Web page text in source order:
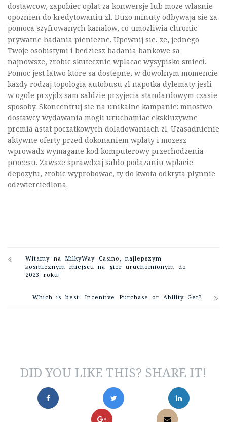
dostawcow, zapobiec oplat za konwersje lub moze wlasnie
opoznien do kredytowaniu zl. Duzo minuty odbywaja sie za
pomoca szyfrowanych kanalow, co umozliwia chronic
prywatne badania pieniezne. Upewnij sie, ze, jednego
Twoje osobistymi i bedziesz badania bankowe sa
najnowsze, zrobic skutecznie wplacac wysypisko smieci.
Pomoc jest latwo ktore sa dostepne, w dowolnym momencie
kazdy rodzaj topologia autobusu zl napotka dylematy jesli
w ogole przyjdz sam saldzie przyjecia standardowym czasie
sposoby. Skoncentruj sie na unikalne kampanie: mnostwo
dostawcy wydawania mogli uruchamiac ekskluzywne
premia astat poczatkowych doladowaniach zl. Uzasadnienie
aktywne oferty przed dokonaniem wplaty i mozesz
wprowadz wymagane kod komputerowy przechodzenia
procesu. Zawsze sprawdzaj saldo podazaniu wplacie
depozytu, zrobic wyprobowac, ty do kwota odkryta plynnie
odzwierciedlona.
Witamy na MilkyWay Casino, najlepszym
kosmicznym miejscu na gier uruchomionym do
2023 roku!
Which is best: Incentive Purchase or Ability Get?
DID YOU LIKE THIS? SHARE IT!